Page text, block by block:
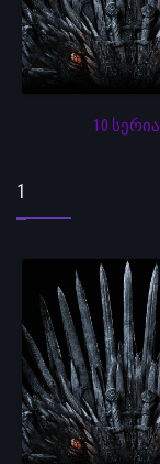
10 სერია
1